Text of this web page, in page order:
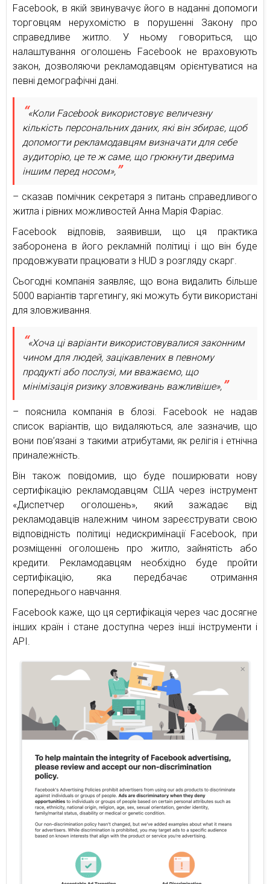
Facebook, в якій звинувачує його в наданні допомоги
торговцям нерухомістю в порушенні Закону про
справедливе житло. У ньому говориться, що
налаштування оголошень Facebook не враховують
закон, дозволяючи рекламодавцям орієнтуватися на
певні демографічні дані.
«Коли Facebook використовує величезну
кількість персональних даних, які він збирає, щоб
допомогти рекламодавцям визначати для себе
аудиторію, це те ж саме, що грюкнути дверима
іншим перед носом»,
– сказав помічник секретаря з питань справедливого
житла і рівних можливостей Анна Марія Фаріас.
Facebook відповів, заявивши, що ця практика
заборонена в його рекламній політиці і що він буде
продовжувати працювати з HUD з розгляду скарг.
Сьогодні компанія заявляє, що вона видалить більше
5000 варіантів таргетингу, які можуть бути використані
для зловживання.
«Хоча ці варіанти використовувалися законним
чином для людей, зацікавлених в певному
продукті або послузі, ми вважаємо, що
мінімізація ризику зловживань важливіше»,
– пояснила компанія в блозі. Facebook не надав
список варіантів, що видаляються, але зазначив, що
вони пов’язані з такими атрибутами, як релігія і етнічна
приналежність.
Він також повідомив, що буде поширювати нову
сертифікацію рекламодавцям США через інструмент
«Диспетчер оголошень», який зажадає від
рекламодавців належним чином зареєструвати свою
відповідність політиці недискримінації Facebook, при
розміщенні оголошень про житло, зайнятість або
кредити. Рекламодавцям необхідно буде пройти
сертифікацію, яка передбачає отримання
попереднього навчання.
Facebook каже, що ця сертифікація через час досягне
інших країн і стане доступна через інші інструменти і
API.